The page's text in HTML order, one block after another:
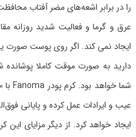
را در برابر اشعه‌های مضر آفتاب
عرق و گرما و فعالیت شدید روزانه
ایجاد نمی کند. اگر روی پوست صورت
دارید به صورت موقت کاملا پوشانده
عیب و ایرادات عمل کرده و پایانی
ایجاد خواهد کرد. از دیگر مزایای این